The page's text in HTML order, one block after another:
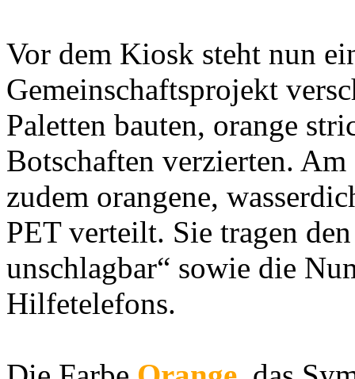
Vor dem Kiosk steht nun
Gemeinschaftsprojekt
Paletten bauten, orange
Botschaften verzierten.
zudem orangene,
PET verteilt. Sie tragen
unschlagbar“ sowie die
Hilfetelefons.